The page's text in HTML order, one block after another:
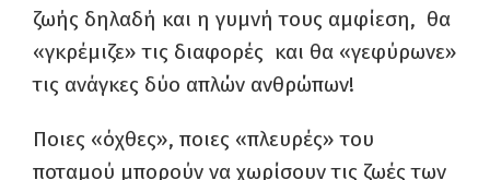
ζωής δηλαδή και η γυμνή τους αμφίεση, θα
«γκρέμιζε» τις διαφορές και θα «γεφύρωνε»
τις ανάγκες δύο απλών ανθρώπων!
Ποιες «όχθες», ποιες «πλευρές» του
ποταμού μπορούν να χωρίσουν τις ζωές των